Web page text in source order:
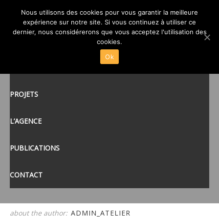
PROJETS
L’AGENCE
PUBLICATIONS
CONTACT
02-ATELIER-CUB3-ATELIER-
RELAIS-BOISGERVILLY-35
posté le 5 JAN 2015/
about the author: ADMIN_ATELIER
Nous utilisons des cookies pour vous garantir la meilleure
expérience sur notre site. Si vous continuez à utiliser ce
dernier, nous considérerons que vous acceptez l'utilisation des
cookies.
Ok